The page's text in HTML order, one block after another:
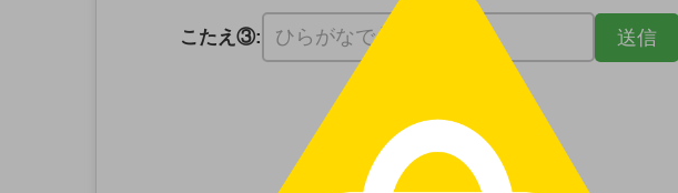
こたえ③:
その3 ヒント